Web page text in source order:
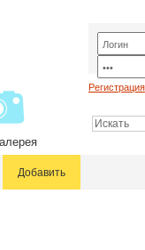
Регистрация
Добавить